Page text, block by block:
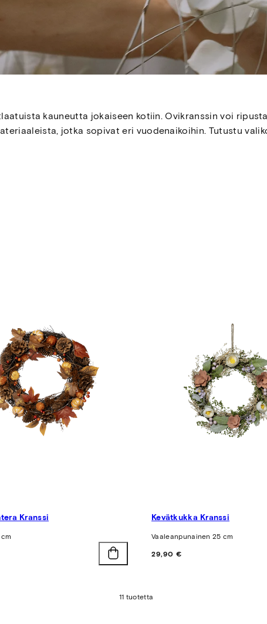
kauneutta jokaiseen kotiin. Ovikranssin voi
jotka sopivat eri vuodenaikoihin. Tutustu
Kranssi Kevätkukka Kranssi
Vaaleanpunainen 25 cm
Hinta
29,90 €
11 tuotetta